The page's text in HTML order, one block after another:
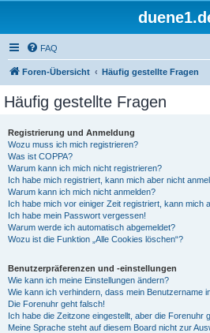
FAQ
Foren-Übersicht Häufig gestellte Fragen
Häufig gestellte Fragen
Registrierung und Anmeldung
Wozu muss ich mich registrieren?
Was ist COPPA?
Warum kann ich mich nicht registrieren?
Ich habe mich registriert, kann mich aber nicht
Warum kann ich mich nicht anmelden?
Ich habe mich vor einiger Zeit registriert, kann mich
Ich habe mein Passwort vergessen!
Warum werde ich automatisch abgemeldet?
Wozu ist die Funktion „Alle Cookies löschen“?
Benutzerpräferenzen und -einstellungen
Wie kann ich meine Einstellungen ändern?
Wie kann ich verhindern, dass mein Benutzername
Die Forenuhr geht falsch!
Ich habe die Zeitzone eingestellt, aber die Forenuhr
Meine Sprache steht auf diesem Board nicht zur